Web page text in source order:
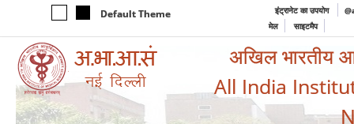
Default Theme इंट्रानेट का उपयोग
मेल
साइटमैप
अखिल भारतीय
All India